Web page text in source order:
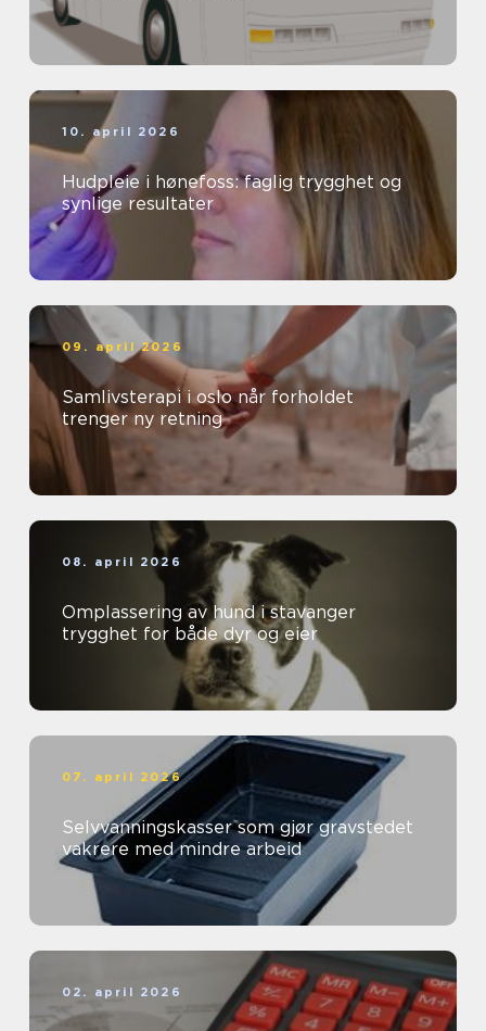
10. april 2026
Hudpleie i hønefoss: faglig trygghet og
synlige resultater
09. april 2026
Samlivsterapi i oslo når forholdet
trenger ny retning
08. april 2026
Omplassering av hund i stavanger
trygghet for både dyr og eier
07. april 2026
Selvvanningskasser som gjør gravstedet
vakrere med mindre arbeid
02. april 2026